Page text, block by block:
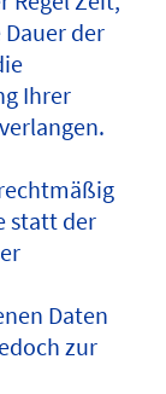
der
Ihrer
statt der
Daten
zur